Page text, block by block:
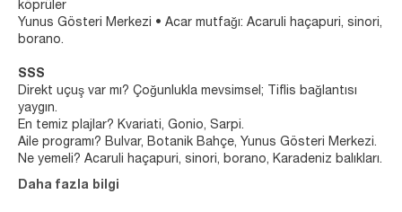
köprüler
Yunus Gösteri Merkezi • Acar mutfağı: Acaruli haçapuri, sinori,
borano.
SSS
Direkt uçuş var mı? Çoğunlukla mevsimsel; Tiflis bağlantısı
yaygın.
En temiz plajlar? Kvariati, Gonio, Sarpi.
Aile programı? Bulvar, Botanik Bahçe, Yunus Gösteri Merkezi.
Ne yemeli? Acaruli haçapuri, sinori, borano, Karadeniz balıkları.
Daha fazla bilgi